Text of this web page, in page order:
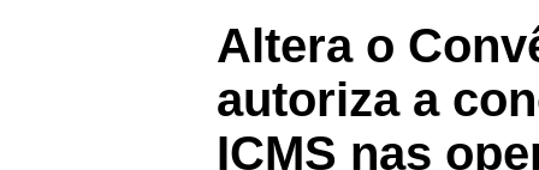
Altera o
autoriza a
ICMS nas